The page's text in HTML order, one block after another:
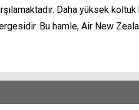
Daha yüksek
Bu hamle, Air New